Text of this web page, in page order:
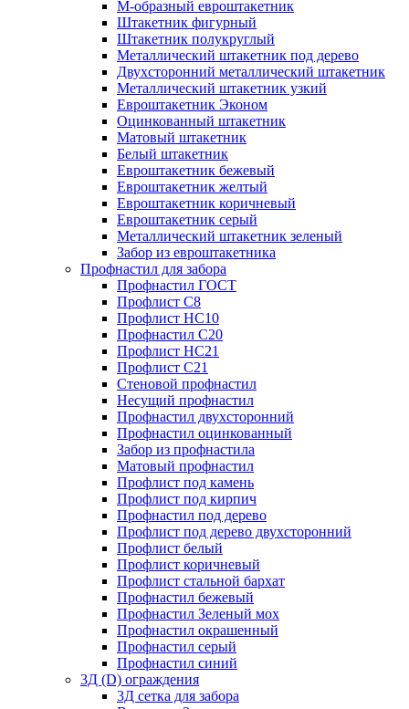
М-образный евроштакетник
Штакетник фигурный
Штакетник полукруглый
Металлический штакетник под дерево
Двухсторонний металлический штакетник
Металлический штакетник узкий
Евроштакетник Эконом
Оцинкованный штакетник
Матовый штакетник
Белый штакетник
Евроштакетник бежевый
Евроштакетник желтый
Евроштакетник коричневый
Евроштакетник серый
Металлический штакетник зеленый
Забор из евроштакетника
Профнастил для забора
Профнастил ГОСТ
Профлист С8
Профлист НС10
Профнастил С20
Профлист НС21
Профлист С21
Стеновой профнастил
Несущий профнастил
Профнастил двухсторонний
Профнастил оцинкованный
Забор из профнастила
Матовый профнастил
Профлист под камень
Профлист под кирпич
Профнастил под дерево
Профлист под дерево двухсторонний
Профлист белый
Профлист коричневый
Профлист стальной бархат
Профнастил бежевый
Профнастил Зеленый мох
Профнастил окрашенный
Профнастил серый
Профнастил синий
3Д (D) ограждения
3Д сетка для забора